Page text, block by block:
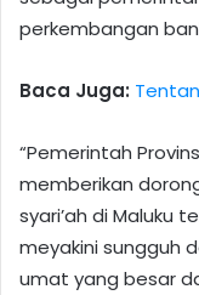
perkembangan
Baca Juga:
“Pemerintah
memberikan
syari’ah di Maluku
meyakini sungguh
umat yang besar